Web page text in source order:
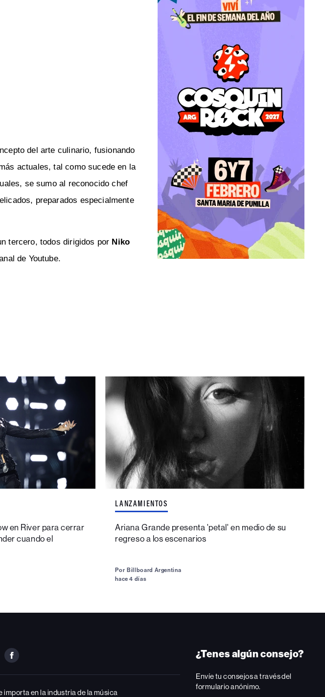
del arte culinario, fusionando
actuales, tal como sucede en la
se sumo al reconocido chef
preparados especialmente
tercero, todos dirigidos por Niko
de Youtube.
en River para cerrar
cuando el
LANZAMIENTOS
Ariana Grande presenta 'petal' en medio de su
regreso a los escenarios
Por Billboard Argentina
hace 4 días
FOLLOW
ON
importa en la industria de la música
¿Tenes algún consejo?
Envíe tu consejos a través del
formulario anónimo.